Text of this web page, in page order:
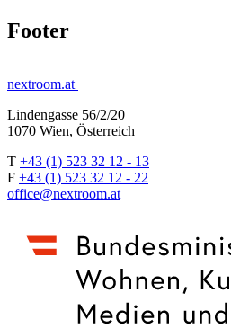
Footer
nextroom.at
Lindengasse 56/2/20
1070 Wien, Österreich
T +43 (1) 523 32 12 - 13
F +43 (1) 523 32 12 - 22
office@nextroom.at